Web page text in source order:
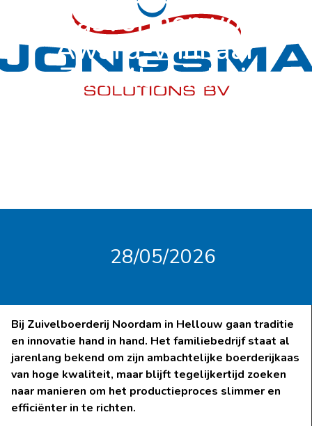
Kaasvormen voor
Award-winnaar
Zuivelboerderij
Noordam
28/05/2026
Bij Zuivelboerderij Noordam in Hellouw gaan traditie
en innovatie hand in hand. Het familiebedrijf staat al
jarenlang bekend om zijn ambachtelijke boerderijkaas
van hoge kwaliteit, maar blijft tegelijkertijd zoeken
naar manieren om het productieproces slimmer en
efficiënter in te richten.